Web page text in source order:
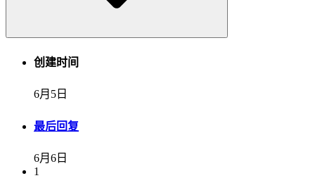
创建时间
6月5日
最后回复
6月6日
1